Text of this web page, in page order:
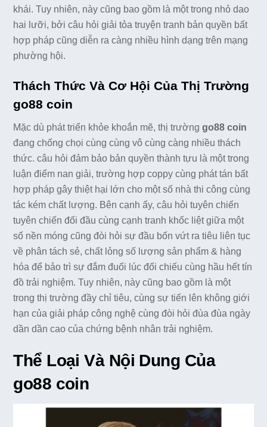
khái. Tuy nhiên, này cũng bao gồm là một trong nhỏ dao
hai lưỡi, bởi câu hỏi giải tỏa truyện tranh bản quyền bất
hợp pháp cũng diễn ra càng nhiều hình dạng trên mạng
phường hội.
Thách Thức Và Cơ Hội Của Thị Trường
go88 coin
Mặc dù phát triển khỏe khoắn mẽ, thị trườnggo88 coin
đang chống chọi cùng cùng vô cùng càng nhiều thách
thức. câu hỏi đảm bảo bản quyền thành tựu là một trong
luận điểm nan giải, trường hợp coppy cùng phát tán bất
hợp pháp gây thiệt hại lớn cho một số nhà thi công cùng
tác kém chất lượng. Bên cạnh ấy, câu hỏi tuyên chiến
tuyên chiến đối đầu cùng cạnh tranh khốc liệt giữa một
số nền móng cũng đòi hỏi sự đầu bốn vứt ra tiêu liên tục
về phân tách sẻ, chất lỏng số lượng sản phẩm & hàng
hóa để bảo trì sự đắm đuối lúc đối chiếu cùng hầu hết tín
đồ trải nghiệm. Tuy nhiên, này cũng bao gồm là một
trong thị trường đầy chỉ tiêu, cùng sự tiến lên không giới
hạn của giải pháp công nghệ cùng đòi hỏi đùa đùa ngày
dần dần cao của chứng bệnh nhân trải nghiệm.
Thể Loại Và Nội Dung Của
go88 coin